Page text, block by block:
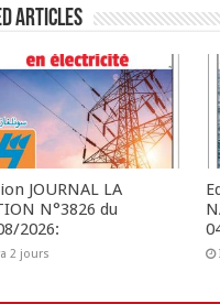
Articles
JOURNAL LA
N°3826 du
2026:
2 jours